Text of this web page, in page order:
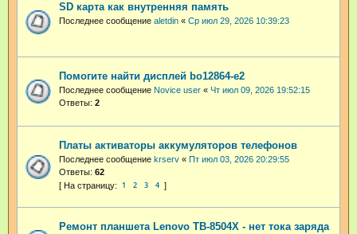
SD карта как внутренняя память
Последнее сообщение aletdin « Ср июл 29, 2026 10:39:23
Помогите найти дисплей bo12864-e2
Последнее сообщение Novice user « Чт июл 09, 2026 19:52:15
Ответы: 2
Платы активаторы аккумуляторов телефонов
Последнее сообщение krserv « Пт июл 03, 2026 20:29:55
Ответы: 62
1 2 3 4
Ремонт планшета Lenovo TB-8504X - нет тока заряда